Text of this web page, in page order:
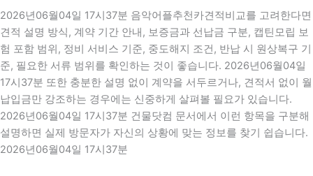
2026년06월04일 17시37분 음악어플추천카견적비교를 고려한다면
견적 설명 방식, 계약 기간 안내, 보증금과 선납금 구분, 캡틴모립 보
험 포함 범위, 정비 서비스 기준, 중도해지 조건, 반납 시 원상복구 기
준, 필요한 서류 범위를 확인하는 것이 좋습니다. 2026년06월04일
17시37분 또한 충분한 설명 없이 계약을 서두르거나, 견적서 없이 월
납입금만 강조하는 경우에는 신중하게 살펴볼 필요가 있습니다.
2026년06월04일 17시37분 건물닷컴 문서에서 이런 항목을 구분해
설명하면 실제 방문자가 자신의 상황에 맞는 정보를 찾기 쉽습니다.
2026년06월04일 17시37분